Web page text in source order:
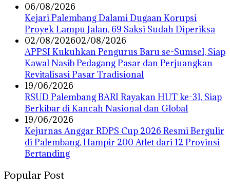
06/08/2026
Kejari Palembang Dalami Dugaan Korupsi
Proyek Lampu Jalan, 69 Saksi Sudah Diperiksa
02/08/202602/08/2026
APPSI Kukuhkan Pengurus Baru se-Sumsel, Siap
Kawal Nasib Pedagang Pasar dan Perjuangkan
Revitalisasi Pasar Tradisional
19/06/2026
RSUD Palembang BARI Rayakan HUT ke-31, Siap
Berkibar di Kancah Nasional dan Global
19/06/2026
Kejurnas Anggar RDPS Cup 2026 Resmi Bergulir
di Palembang, Hampir 200 Atlet dari 12 Provinsi
Bertanding
Popular Post